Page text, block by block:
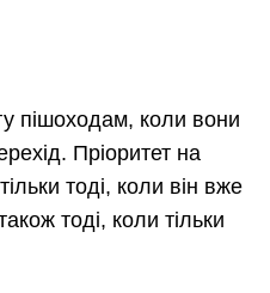
пішоходам, коли вони
Пріоритет на
тоді, коли він вже
тоді, коли тільки